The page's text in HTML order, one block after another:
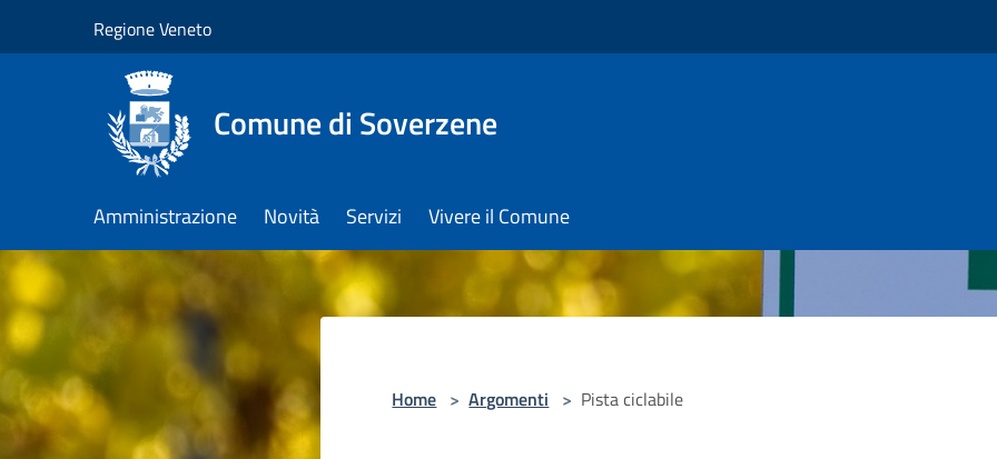
Regione Veneto
Comune di Soverzene
Amministrazione Novità Servizi Vivere il Comune
Home > Argomenti > Pista ciclabile